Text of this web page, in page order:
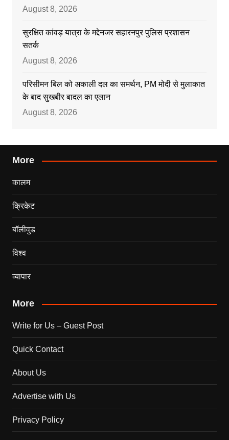
August 8, 2026
सुरक्षित कांवड़ यात्रा के मद्देनजर सहारनपुर पुलिस प्रशासन
सतर्क
August 8, 2026
परिसीमन बिल को अकाली दल का समर्थन, PM मोदी से मुलाकात
के बाद सुखबीर बादल का एलान
August 8, 2026
More
कालम
क्रिकेट
बॉलीवुड
विश्व
व्यापार
More
Write for Us – Guest Post
Quick Contact
About Us
Advertise with Us
Privacy Policy